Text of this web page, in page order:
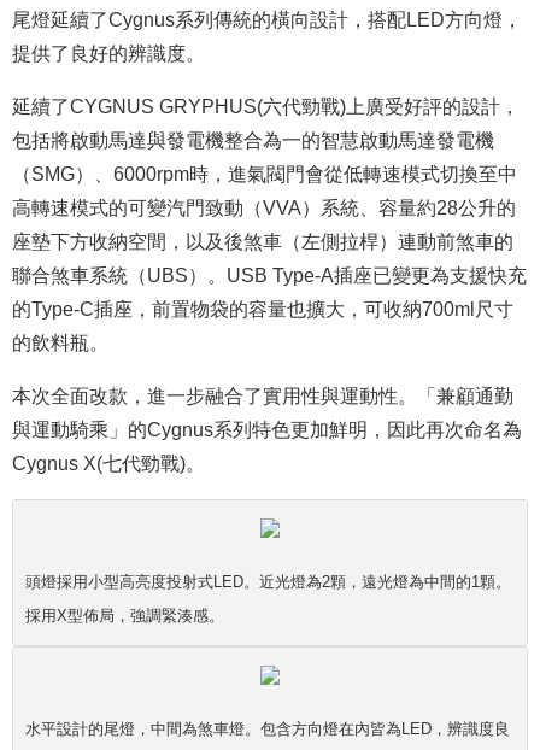
尾燈延續了Cygnus系列傳統的橫向設計，搭配LED方向燈，
提供了良好的辨識度。
延續了CYGNUS GRYPHUS(六代勁戰)上廣受好評的設計，
包括將啟動馬達與發電機整合為一的智慧啟動馬達發電機
（SMG）、6000rpm時，進氣閥門會從低轉速模式切換至中
高轉速模式的可變汽門致動（VVA）系統、容量約28公升的
座墊下方收納空間，以及後煞車（左側拉桿）連動前煞車的
聯合煞車系統（UBS）。USB Type-A插座已變更為支援快充
的Type-C插座，前置物袋的容量也擴大，可收納700ml尺寸
的飲料瓶。
本次全面改款，進一步融合了實用性與運動性。「兼顧通勤
與運動騎乘」的Cygnus系列特色更加鮮明，因此再次命名為
Cygnus X(七代勁戰)。
頭燈採用小型高亮度投射式LED。近光燈為2顆，遠光燈為中間的1顆。
採用X型佈局，強調緊湊感。
水平設計的尾燈，中間為煞車燈。包含方向燈在內皆為LED，辨識度良